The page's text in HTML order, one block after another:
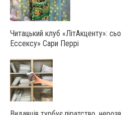
Читацький клуб «ЛітАкценту»:
Ессексу» Сари Перрі